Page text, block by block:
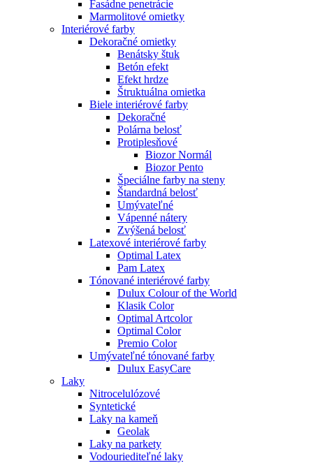
Fasádne penetrácie
Marmolitové omietky
Interiérové farby
Dekoračné omietky
Benátsky štuk
Betón efekt
Efekt hrdze
Štruktuálna omietka
Biele interiérové farby
Dekoračné
Polárna belosť
Protiplesňové
Biozor Normál
Biozor Pento
Špeciálne farby na steny
Štandardná belosť
Umývateľné
Vápenné nátery
Zvýšená belosť
Latexové interiérové farby
Optimal Latex
Pam Latex
Tónované interiérové farby
Dulux Colour of the World
Klasik Color
Optimal Artcolor
Optimal Color
Premio Color
Umývateľné tónované farby
Dulux EasyCare
Laky
Nitrocelulózové
Syntetické
Laky na kameň
Geolak
Laky na parkety
Vodouriediteľné laky